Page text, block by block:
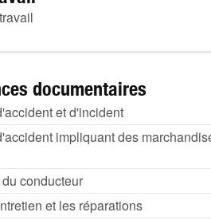
documentaires
et d'incident
impliquant des
conducteur
et les réparations